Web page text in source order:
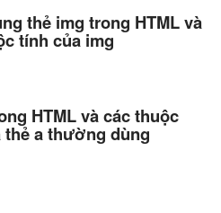
thẻ img trong HTML và
tính của img
HTML và các thuộc
thẻ a thường dùng